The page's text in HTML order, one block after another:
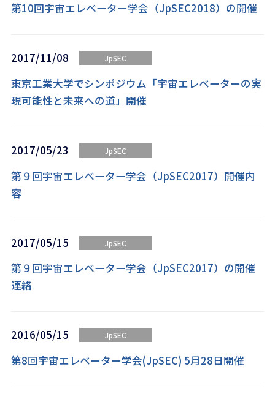
第10回宇宙エレベーター学会（JpSEC2018）の開催
2017/11/08 JpSEC
東京工業大学でシンポジウム「宇宙エレベーターの実
現可能性と未来への道」開催
2017/05/23 JpSEC
第９回宇宙エレベーター学会（JpSEC2017）開催内
容
2017/05/15 JpSEC
第９回宇宙エレベーター学会（JpSEC2017）の開催
連絡
2016/05/15 JpSEC
第8回宇宙エレベーター学会(JpSEC) 5月28日開催